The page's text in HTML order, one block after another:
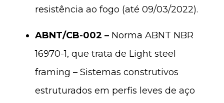
resistência ao fogo (até 09/03/2022).
ABNT/CB-002 – Norma ABNT NBR
16970-1, que trata de Light steel
framing – Sistemas construtivos
estruturados em perfis leves de aço